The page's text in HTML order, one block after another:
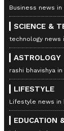
Business news in
SCIENCE &
technology news
ASTROLOGY
rashi bhavishya
LIFESTYLE
Lifestyle news in
EDUCATION